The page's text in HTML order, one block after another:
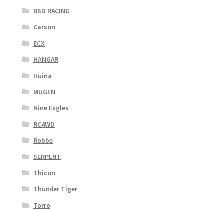
BSD RACING
Carson
ECX
HANGAR
Huina
MUGEN
Nine Eagles
RC4WD
Robbe
SERPENT
Thicon
Thunder Tiger
Torro